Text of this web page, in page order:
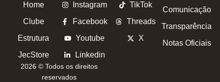
Home
Clube
Estrutura
JecStore
Instagram
Facebook
Youtube
Linkedin
TikTok
Threads
X
Comunicação
Transparência
Notas Oficiais
2026 © Todos os direitos
reservados